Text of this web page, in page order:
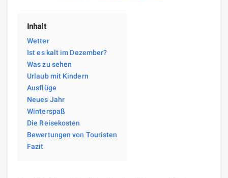
Inhalt
Wetter
Ist es kalt im Dezember?
Was zu sehen
Urlaub mit Kindern
Ausflüge
Neues Jahr
Winterspaß
Die Reisekosten
Bewertungen von Touristen
Fazit